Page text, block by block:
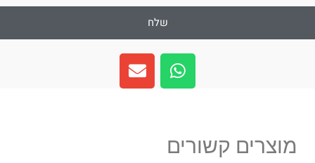
שלח
W
h
a
a
E
n
v
מוצרים קשורים